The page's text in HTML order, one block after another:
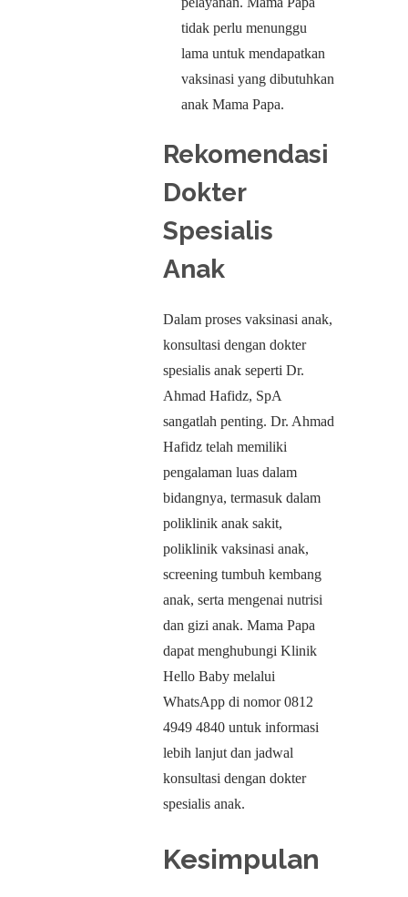
tidak perlu menunggu
lama untuk mendapatkan
vaksinasi yang dibutuhkan
anak Mama Papa.
Rekomendasi
Dokter
Spesialis
Anak
Dalam proses vaksinasi anak,
konsultasi dengan dokter
spesialis anak seperti Dr.
Ahmad Hafidz, SpA
sangatlah penting. Dr. Ahmad
Hafidz telah memiliki
pengalaman luas dalam
bidangnya, termasuk dalam
poliklinik anak sakit,
poliklinik vaksinasi anak,
screening tumbuh kembang
anak, serta mengenai nutrisi
dan gizi anak. Mama Papa
dapat menghubungi Klinik
Hello Baby melalui
WhatsApp di nomor 0812
4949 4840 untuk informasi
lebih lanjut dan jadwal
konsultasi dengan dokter
spesialis anak.
Kesimpulan